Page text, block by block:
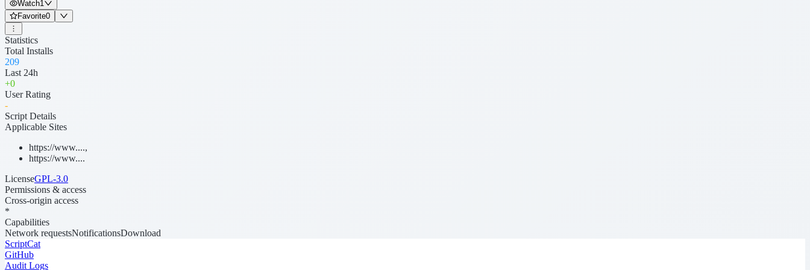
Watch1
Favorite0
Statistics
Total Installs
209
Last 24h
+0
User Rating
-
Script Details
Applicable Sites
https://www....,
https://www....
LicenseGPL-3.0
Permissions & access
Cross-origin access
*
Capabilities
Network requestsNotificationsDownload
ScriptCat
GitHub
Audit Logs